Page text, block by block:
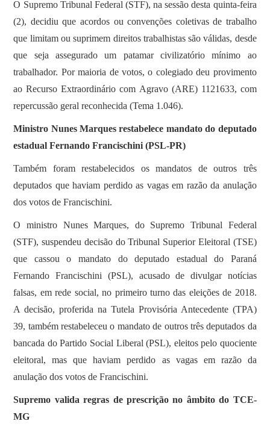
O Supremo Tribunal Federal (STF), na sessão desta quinta-feira
(2), decidiu que acordos ou convenções coletivas de trabalho
que limitam ou suprimem direitos trabalhistas são válidas, desde
que seja assegurado um patamar civilizatório mínimo ao
trabalhador. Por maioria de votos, o colegiado deu provimento
ao Recurso Extraordinário com Agravo (ARE) 1121633, com
repercussão geral reconhecida (Tema 1.046).
Ministro Nunes Marques restabelece mandato do deputado
estadual Fernando Francischini (PSL-PR)
Também foram restabelecidos os mandatos de outros três
deputados que haviam perdido as vagas em razão da anulação
dos votos de Francischini.
O ministro Nunes Marques, do Supremo Tribunal Federal
(STF), suspendeu decisão do Tribunal Superior Eleitoral (TSE)
que cassou o mandato do deputado estadual do Paraná
Fernando Francischini (PSL), acusado de divulgar notícias
falsas, em rede social, no primeiro turno das eleições de 2018.
A decisão, proferida na Tutela Provisória Antecedente (TPA)
39, também restabeleceu o mandato de outros três deputados da
bancada do Partido Social Liberal (PSL), eleitos pelo quociente
eleitoral, mas que haviam perdido as vagas em razão da
anulação dos votos de Francischini.
Supremo valida regras de prescrição no âmbito do TCE-
MG